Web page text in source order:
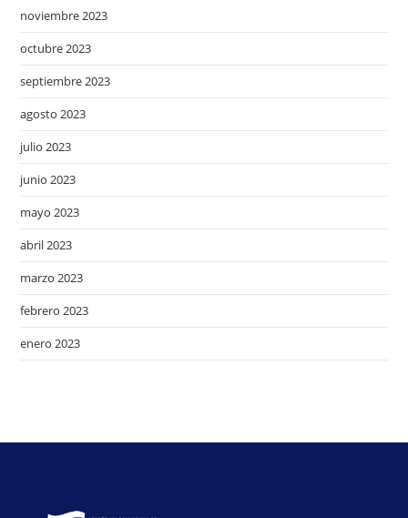
noviembre 2023
octubre 2023
septiembre 2023
agosto 2023
julio 2023
junio 2023
mayo 2023
abril 2023
marzo 2023
febrero 2023
enero 2023